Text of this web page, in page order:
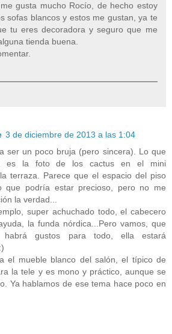
gusta mucho Rocío, de hecho estoy
sofas blancos y estos me gustan, ya te
tu eres decoradora y seguro que me
tienda buena.
3 de diciembre de 2013 a las 1:04
ser un poco bruja (pero sincera). Lo que
es la foto de los cactus en el mini
terraza. Parece que el espacio del piso
que podría estar precioso, pero no me
la verdad...
super achuchado todo, el cabecero
la funda nórdica...Pero vamos, que
habrá gustos para todo, ella estará
el mueble blanco del salón, el típico de
la tele y es mono y práctico, aunque se
Ya hablamos de ese tema hace poco en